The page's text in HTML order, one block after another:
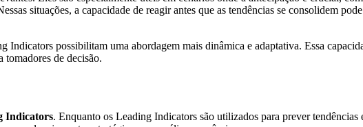
situações, a capacidade de reagir antes que as tendências se consolidem
possibilitam uma abordagem mais dinâmica e adaptativa. Essa
tomadores de decisão.
Indicators. Enquanto os Leading Indicators são utilizados para prever